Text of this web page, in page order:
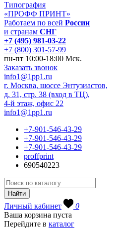
Типография
«ПРОФФ ПРИНТ»
Работаем по всей России
и странам СНГ
+7 (495) 981-03-22
+7 (800) 301-57-99
пн-пт 10:00-18:00 Мск.
Заказать звонок
info1@1pp1.ru
г. Москва, шоссе Энтузиастов,
д. 31, стр. 38 (вход в ТЦ),
4-й этаж, офис 22
info1@1pp1.ru
+7-901-546-43-29
+7-901-546-43-29
+7-901-546-43-29
proffprint
690540223
Личный кабинет
0
Ваша корзина пуста
Перейдите в каталог